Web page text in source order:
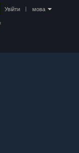
Увійти мова